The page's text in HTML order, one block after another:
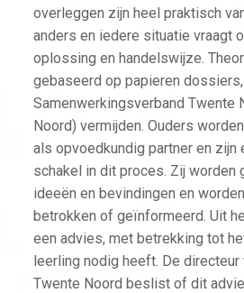
overleggen zijn heel praktisch
anders en iedere situatie vraagt
oplossing en handelswijze.
gebaseerd op papieren
Samenwerkingsverband Twente
Noord) vermijden. Ouders
als opvoedkundig partner en zijn
schakel in dit proces. Zij worden
ideeën en bevindingen en
betrokken of geïnformeerd. Uit
een advies, met betrekking tot
leerling nodig heeft. De directeur
Twente Noord beslist of dit